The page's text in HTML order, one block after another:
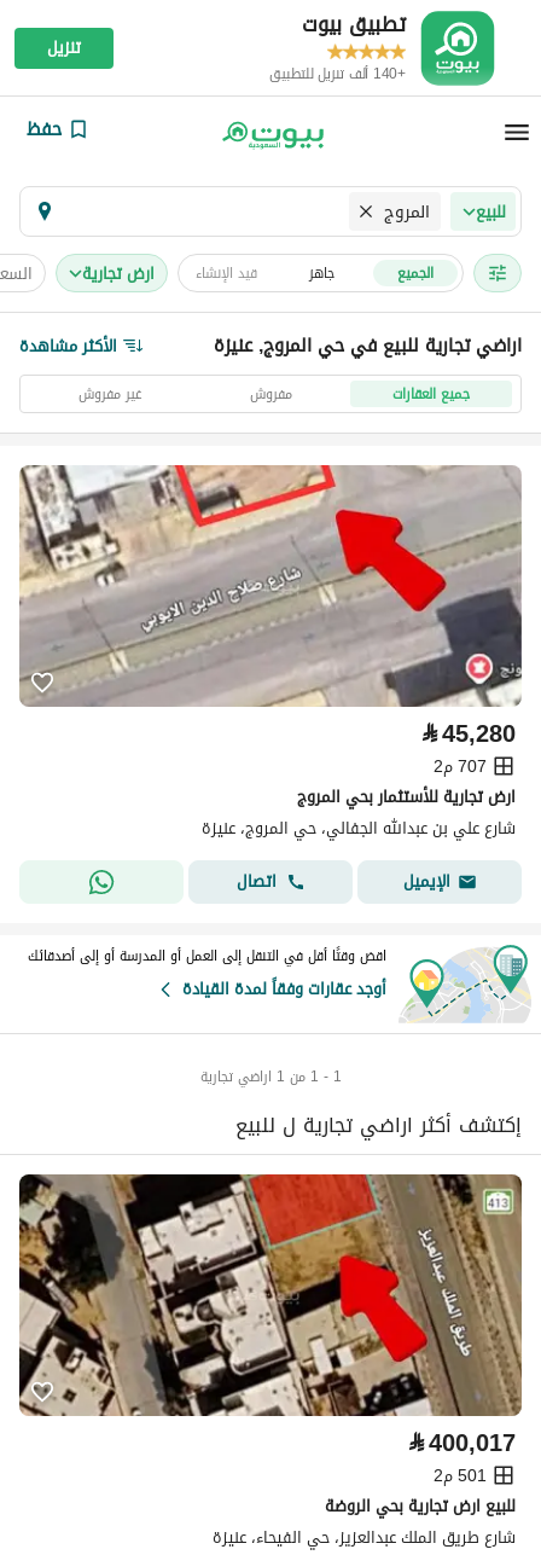
تطبيق بيوت
+140 ألف تنزيل للتطبيق
تنزيل
حفظ
للبيع المروج
الجميع جاهز قيد الإنشاء ارض تجارية
اراضي تجارية للبيع في حي المروج, عنيزة الأكثر مشاهدة
جميع العقارات مفروش غير مفروش
⃁45,280
707 م2
ارض تجارية للأستثمار بحي المروج
شارع علي بن عبدالله الجفالي، حي المروج، عنيزة
الإيميل
اتصال
اقض وقتًا أقل في التنقل إلى العمل أو المدرسة أو إلى أصدقائك
أوجد عقارات وفقاً لمدة القيادة
1 - 1 من 1 اراضي تجارية
إكتشف أكثر اراضي تجارية ل للبيع
⃁400,017
501 م2
للبيع ارض تجارية بحي الروضة
شارع طريق الملك عبدالعزيز، حي الفيحاء، عنيزة